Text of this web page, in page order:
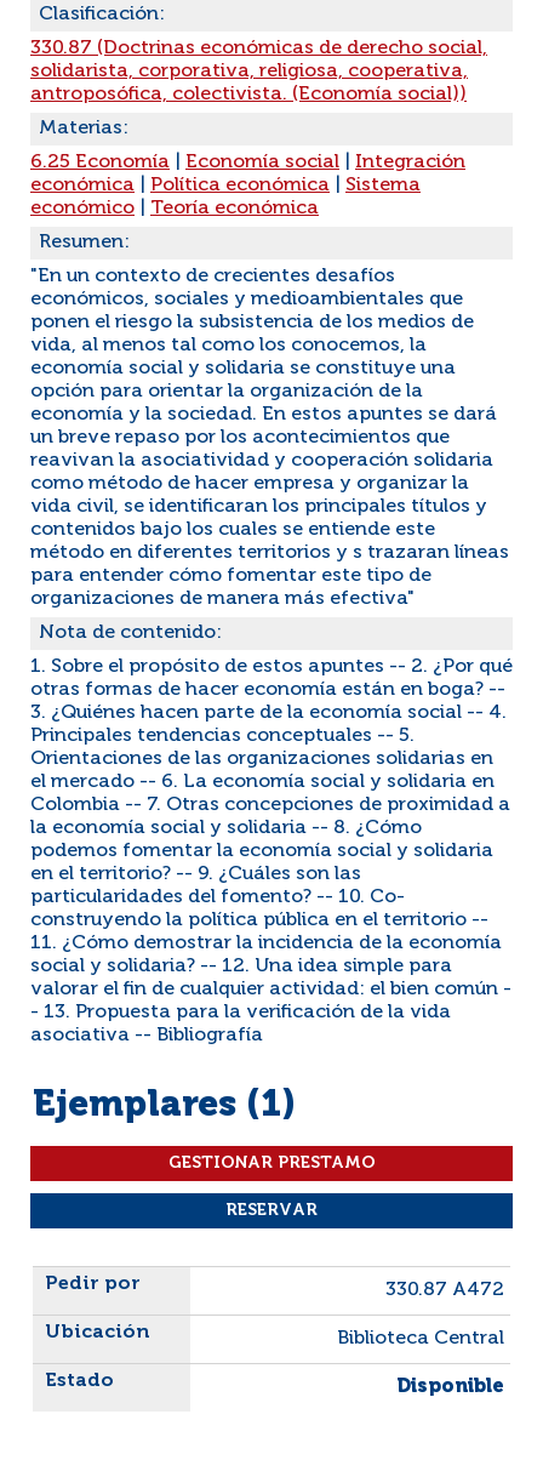
Clasificación:
330.87 (Doctrinas económicas de derecho social,
solidarista, corporativa, religiosa, cooperativa,
antroposófica, colectivista. (Economía social))
Materias:
6.25 Economía
Economía social
Integración
económica
Política económica
Sistema
económico
Teoría económica
Resumen:
"En un contexto de crecientes desafíos
económicos, sociales y medioambientales que
ponen el riesgo la subsistencia de los medios de
vida, al menos tal como los conocemos, la
economía social y solidaria se constituye una
opción para orientar la organización de la
economía y la sociedad. En estos apuntes se dará
un breve repaso por los acontecimientos que
reavivan la asociatividad y cooperación solidaria
como método de hacer empresa y organizar la
vida civil, se identificaran los principales títulos y
contenidos bajo los cuales se entiende este
método en diferentes territorios y s trazaran líneas
para entender cómo fomentar este tipo de
organizaciones de manera más efectiva"
Nota de contenido:
1. Sobre el propósito de estos apuntes -- 2. ¿Por qué
otras formas de hacer economía están en boga? --
3. ¿Quiénes hacen parte de la economía social -- 4.
Principales tendencias conceptuales -- 5.
Orientaciones de las organizaciones solidarias en
el mercado -- 6. La economía social y solidaria en
Colombia -- 7. Otras concepciones de proximidad a
la economía social y solidaria -- 8. ¿Cómo
podemos fomentar la economía social y solidaria
en el territorio? -- 9. ¿Cuáles son las
particularidades del fomento? -- 10. Co-
construyendo la política pública en el territorio --
11. ¿Cómo demostrar la incidencia de la economía
social y solidaria? -- 12. Una idea simple para
valorar el fin de cualquier actividad: el bien común -
- 13. Propuesta para la verificación de la vida
asociativa -- Bibliografía
Ejemplares (1)
Liste des exemplaires
330.87 A472
Biblioteca Central
Disponible